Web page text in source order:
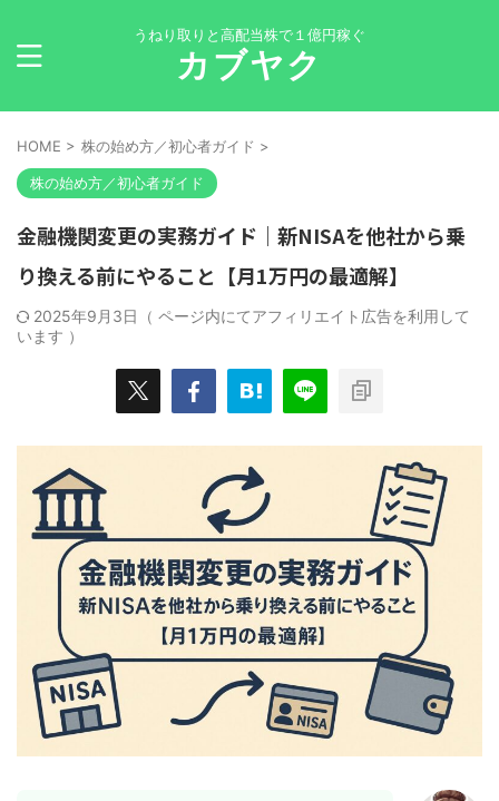
うねり取りと高配当株で１億円稼ぐ
カブヤク
HOME > 株の始め方／初心者ガイド >
株の始め方／初心者ガイド
金融機関変更の実務ガイド｜新NISAを他社から乗
り換える前にやること【月1万円の最適解】
2025年9月3日